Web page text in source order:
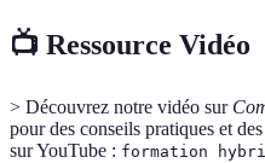
📺 Ressource Vidéo
> Découvrez notre vidéo sur
pour des conseils pratiques et
sur YouTube : formation